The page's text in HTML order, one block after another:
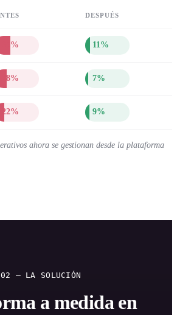
DESPUÉS
35% 11%
28% 7%
22% 9%
ahora se gestionan desde la plataforma
02 — LA SOLUCIÓN
a medida en